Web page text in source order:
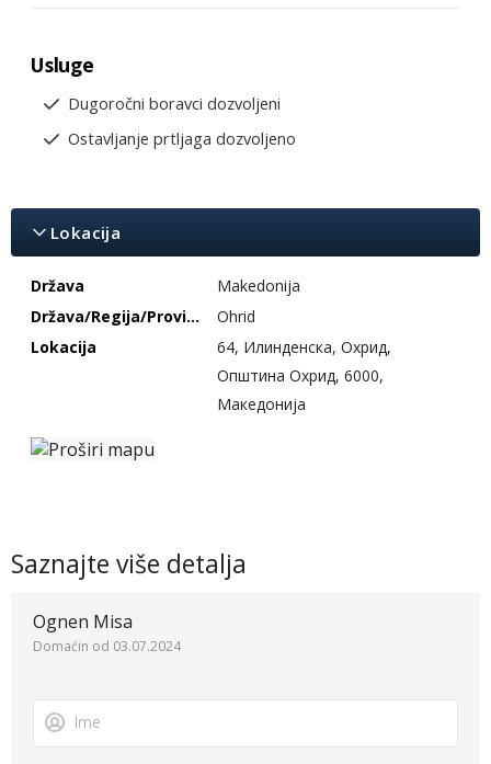
Usluge
Dugoročni boravci dozvoljeni
Ostavljanje prtljaga dozvoljeno
Lokacija
Država
Makedonija
Država/Regija/Provincija
Ohrid
Lokacija
64, Илинденска, Охрид,
Општина Охрид, 6000,
Македонија
Saznajte više detalja
Ognen Misa
Domaćin od 03.07.2024